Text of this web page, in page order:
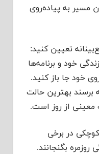
مسیر به پیاده‌روی
تعیین كنید:
خود و برنامه‌ها
خود جا باز كنید.
بهترین حالت
معینی از روز است.
در برخی
روزمره بگنجانند.